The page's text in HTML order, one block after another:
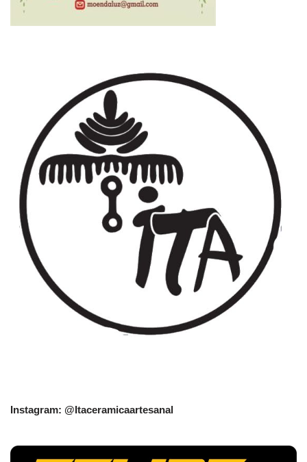
Instagram: @Itaceramicaartesanal